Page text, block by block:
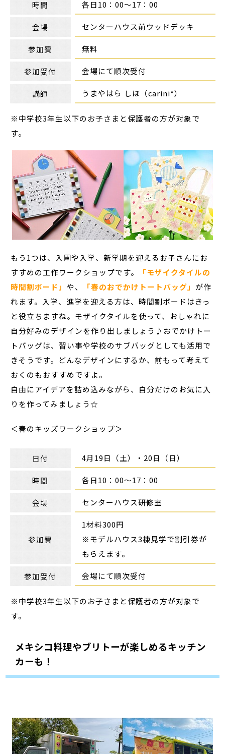
時間 各日10：00～17：00
会場 センターハウス前ウッドデッキ
参加費 無料
参加受付 会場にて順次受付
講師 うまやはら しほ（carini*）
※中学校3年生以下のお子さまと保護者の方が対象で
す。
もう1つは、入園や入学、新学期を迎えるお子さんにお
すすめの工作ワークショップです。
「モザイクタイルの
時間割ボード」や、 「春のおでかけトートバッグ」 が作
れます。入学、進学を迎える方は、時間割ボードはきっ
と役立ちますね。モザイクタイルを使って、おしゃれに
自分好みのデザインを作り出しましょう♪おでかけトー
トバッグは、習い事や学校のサブバッグとしても活用で
きそうです。どんなデザインにするか、前もって考えて
おくのもおすすめですよ。
自由にアイデアを詰め込みながら、自分だけのお気に入
りを作ってみましょう☆
＜春のキッズワークショップ＞
日付 4月19日（土）・20日（日）
時間 各日10：00～17：00
会場 センターハウス研修室
参加費
1材料300円
※モデルハウス3棟見学で割引券が
もらえます。
参加受付 会場にて順次受付
※中学校3年生以下のお子さまと保護者の方が対象で
す。
メキシコ料理やブリトーが楽しめるキッチン
カーも！